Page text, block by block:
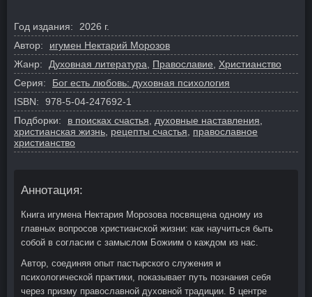
Год издания:
2026 г.
Автор:
игумен Нектарий Морозов
Жанр:
Духовная литература, Православие, Христианство
Серия:
Бог есть любовь: духовная психология
ISBN:
978-5-04-247692-1
Подборки:
в поисках счастья, духовные наставления,
христианская жизнь, рецепты счастья, православное
христианство
Аннотация:
Книга игумена Нектария Морозова посвящена одному из
главных вопросов христианской жизни: как научиться быть
собой в согласии с замыслом Божиим о каждом из нас.
Автор, соединяя опыт пастырского служения и
психологической практики, показывает путь познания себя
через призму православной духовной традиции. В центре